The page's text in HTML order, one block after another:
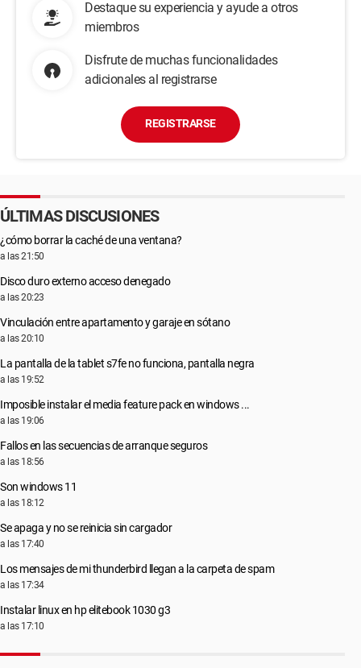
Destaque su experiencia y ayude a otros
miembros
Disfrute de muchas funcionalidades
adicionales al registrarse
REGISTRARSE
ÚLTIMAS DISCUSIONES
¿cómo borrar la caché de una ventana?
a las 21:50
Disco duro externo acceso denegado
a las 20:23
Vinculación entre apartamento y garaje en sótano
a las 20:10
La pantalla de la tablet s7fe no funciona, pantalla negra
a las 19:52
Imposible instalar el media feature pack en windows ...
a las 19:06
Fallos en las secuencias de arranque seguros
a las 18:56
Son windows 11
a las 18:12
Se apaga y no se reinicia sin cargador
a las 17:40
Los mensajes de mi thunderbird llegan a la carpeta de spam
a las 17:34
Instalar linux en hp elitebook 1030 g3
a las 17:10